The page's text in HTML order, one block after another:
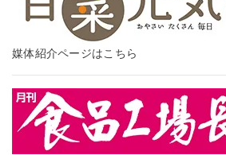
媒体紹介ページはこちら